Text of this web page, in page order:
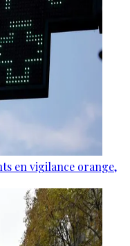
en vigilance orange,